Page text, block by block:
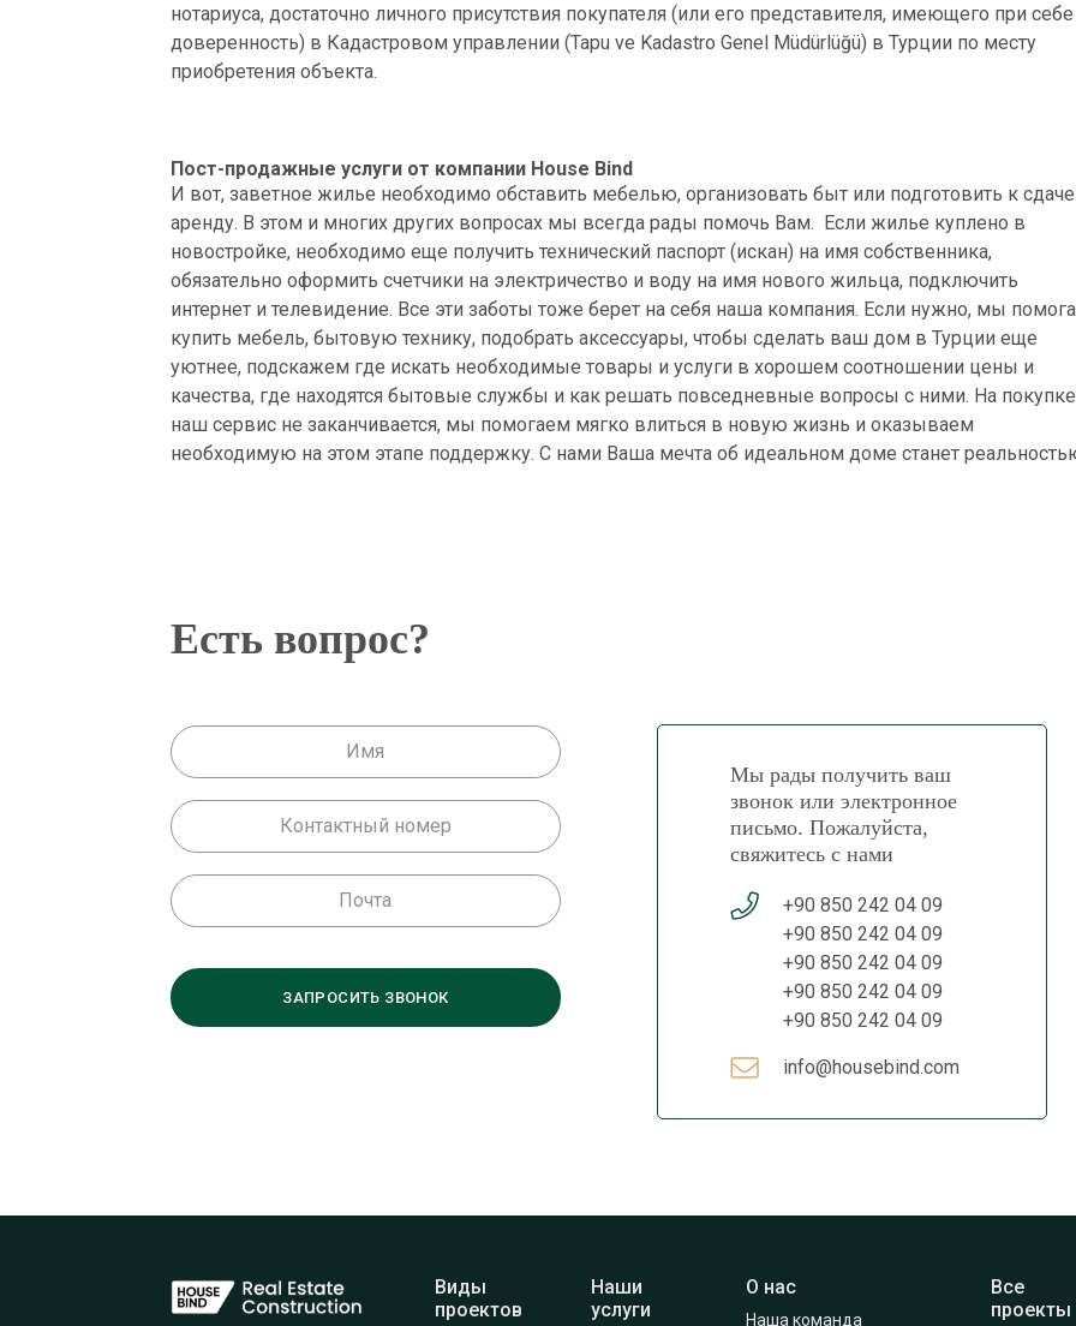
нотариуса, достаточно личного присутствия покупателя (или его представителя, имеющего при себе
доверенность) в Кадастровом управлении (Tapu ve Kadastro Genel Müdürlüğü) в Турции по месту
приобретения объекта.
Пост-продажные услуги от компании House Bind
И вот, заветное жилье необходимо обставить мебелью, организовать быт или подготовить к
аренду. В этом и многих других вопросах мы всегда рады помочь Вам. Если жилье куплено в
новостройке, необходимо еще получить технический паспорт (искан) на имя собственника,
обязательно оформить счетчики на электричество и воду на имя нового жильца, подключить
интернет и телевидение. Все эти заботы тоже берет на себя наша компания. Если нужно, мы
купить мебель, бытовую технику, подобрать аксессуары, чтобы сделать ваш дом в Турции еще
уютнее, подскажем где искать необходимые товары и услуги в хорошем соотношении цены и
качества, где находятся бытовые службы и как решать повседневные вопросы с ними. На покупке
наш сервис не заканчивается, мы помогаем мягко влиться в новую жизнь и оказываем
необходимую на этом этапе поддержку. С нами Ваша мечта об идеальном доме станет
Есть вопрос?
Мы рады получить ваш
звонок или электронное
письмо. Пожалуйста,
свяжитесь с нами
+90 850 242 04 09
+90 850 242 04 09
+90 850 242 04 09
+90 850 242 04 09
+90 850 242 04 09
info@housebind.com
Виды
проектов
Наши
услуги
О нас
Наша команда
Все
проекты